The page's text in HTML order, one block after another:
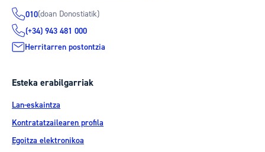
010(doan Donostiatik)
(+34) 943 481 000
Herritarren postontzia
Esteka erabilgarriak
Lan-eskaintza
Kontratatzailearen profila
Egoitza elektronikoa